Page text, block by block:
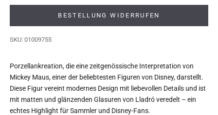
BESTELLUNG WIDERRUFEN
SKU: 01009755
Porzellankreation, die eine zeitgenössische Interpretation von
Mickey Maus, einer der beliebtesten Figuren von Disney, darstellt.
Diese Figur vereint modernes Design mit liebevollen Details und ist
mit matten und glänzenden Glasuren von Lladró veredelt – ein
echtes Highlight für Sammler und Disney-Fans.